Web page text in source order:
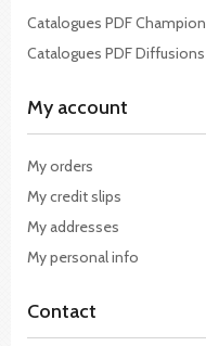
Catalogues PDF Champion
Catalogues PDF Diffusions
My account
My orders
My credit slips
My addresses
My personal info
Contact